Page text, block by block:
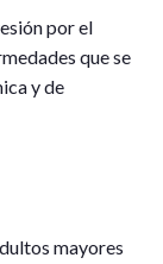
por el
que se
y de
mayores